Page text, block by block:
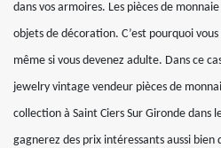
dans vos armoires. Les pièces de
objets de décoration. C’est pourquoi
même si vous devenez adulte. Dans ce
jewelry vintage vendeur pièces de
collection à Saint Ciers Sur Gironde dans
gagnerez des prix intéressants aussi